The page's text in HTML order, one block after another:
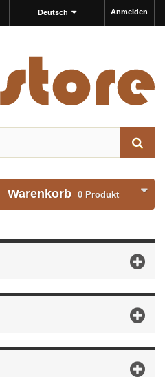
Anmelden
Deutsch
Warenkorb 0 Produkt